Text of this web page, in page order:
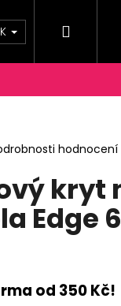
Hledat
hodnocení
kryt
Edge
od 350 Kč!